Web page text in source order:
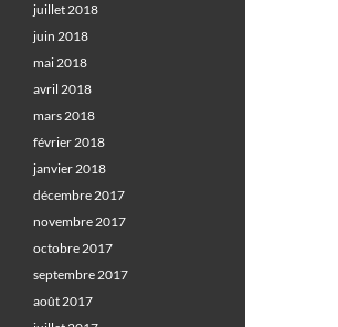
juillet 2018
juin 2018
mai 2018
avril 2018
mars 2018
février 2018
janvier 2018
décembre 2017
novembre 2017
octobre 2017
septembre 2017
août 2017